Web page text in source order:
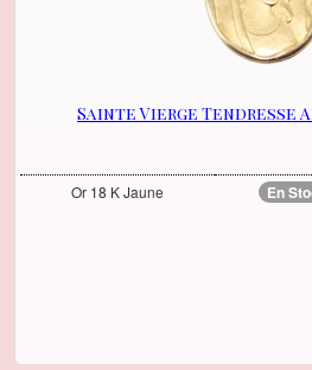
Sainte Vierge Tendresse
Or 18 K Jaune En